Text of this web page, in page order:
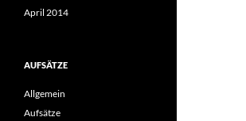
April 2014
AUFSÄTZE
Allgemein
Aufsätze